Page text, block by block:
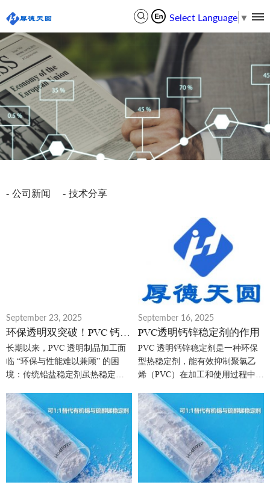
Select Language ▼
公司新闻 技术分享
September 23, 2025
环保透明双突破！PVC 钙锌
稳定剂成行业升级新选择
长期以来，PVC 透明制品加工面
临 “环保与性能难以兼顾” 的困
境：传统铅盐稳定剂虽热稳定性
明度达标却存在气味缺陷且成本
高昂。
September 16, 2025
PVC透明钙锌稳定剂的作用
PVC 透明钙锌稳定剂是一种环保
型热稳定剂，能有效抑制聚氯乙
烯（PVC）在加工和使用过程中的
度，其应用范围广泛覆盖塑料加
工、日用品、建材、电子电器、
包装、医疗等多个领域，核心聚
焦于对 “透明度” 和 “环保性” 有双
重要求的 PVC 制品场景。